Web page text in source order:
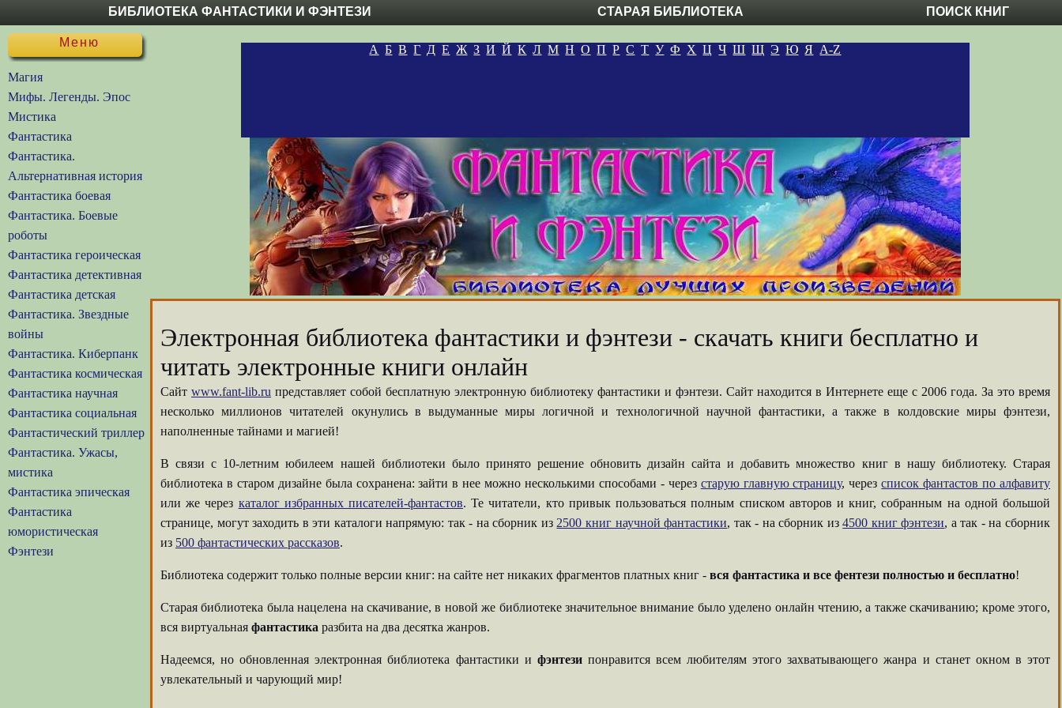
БИБЛИОТЕКА ФАНТАСТИКИ И ФЭНТЕЗИ СТАРАЯ БИБЛИОТЕКА ПОИСК КНИГ
Меню
Магия
Мифы. Легенды. Эпос
Мистика
Фантастика
Фантастика.
Альтернативная история
Фантастика боевая
Фантастика. Боевые
роботы
Фантастика героическая
Фантастика детективная
Фантастика детская
Фантастика. Звездные
войны
Фантастика. Киберпанк
Фантастика космическая
Фантастика научная
Фантастика социальная
Фантастический триллер
Фантастика. Ужасы,
мистика
Фантастика эпическая
Фантастика
юмористическая
Фэнтези
А Б В Г Д Е Ж З И Й К Л М Н О П Р С Т У Ф Х Ц Ч Ш Щ Э Ю Я A-Z
Электронная библиотека фантастики и фэнтези - скачать книги бесплатно и
читать электронные книги онлайн
Сайт www.fant-lib.ru представляет собой бесплатную электронную библиотеку фантастики и фэнтези. Сайт находится в Интернете еще с 2006 года. За это время
несколько миллионов читателей окунулись в выдуманные миры логичной и технологичной научной фантастики, а также в колдовские миры фэнтези,
наполненные тайнами и магией!
В связи с 10-летним юбилеем нашей библиотеки было принято решение обновить дизайн сайта и добавить множество книг в нашу библиотеку. Старая
библиотека в старом дизайне была сохранена: зайти в нее можно несколькими способами - через старую главную страницу, черезсписок фантастов по алфавиту
или же через каталог избранных писателей-фантастов. Те читатели, кто привык пользоваться полным списком авторов и книг, собранным на одной большой
странице, могут заходить в эти каталоги напрямую: так - на сборник из 2500 книг научной фантастики, так - на сборник из4500 книг фэнтези, а так - на сборник
из 500 фантастических рассказов.
Библиотека содержит только полные версии книг: на сайте нет никаких фрагментов платных книг - вся фантастика и все фентези полностью и бесплатно!
Старая библиотека была нацелена на скачивание, в новой же библиотеке значительное внимание было уделено онлайн чтению, а также скачиванию; кроме этого,
вся виртуальная фантастика разбита на два десятка жанров.
Надеемся, но обновленная электронная библиотека фантастики и фэнтезипонравится всем любителям этого захватывающего жанра и станет окном в этот
увлекательный и чарующий мир!